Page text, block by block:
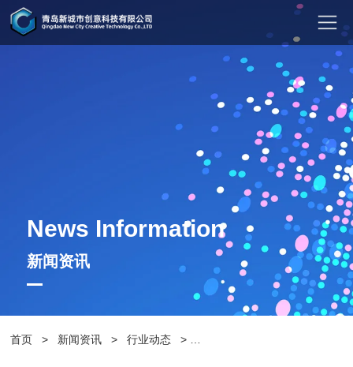
News Information
新闻资讯
首页 > 新闻资讯 > 行业动态 >